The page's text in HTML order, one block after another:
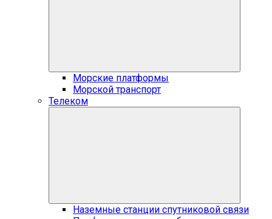
Морские платформы
Морской транспорт
Телеком
Наземные станции спутниковой связи